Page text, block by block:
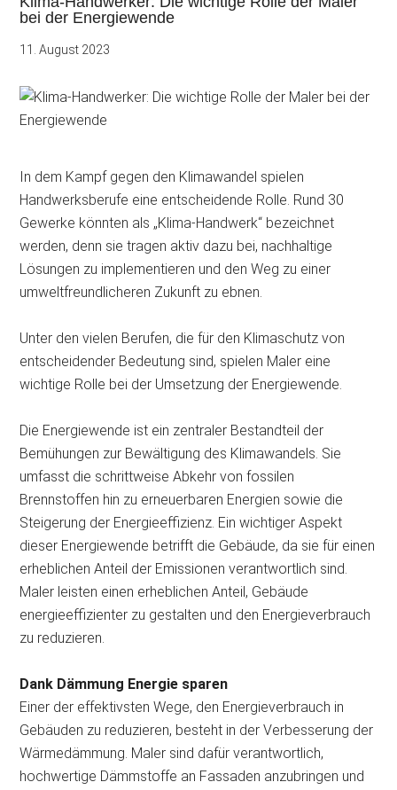
bei der Energiewende
11. August 2023
In dem Kampf gegen den Klimawandel spielen
Handwerksberufe eine entscheidende Rolle. Rund 30
Gewerke könnten als „Klima-Handwerk“ bezeichnet
werden, denn sie tragen aktiv dazu bei, nachhaltige
Lösungen zu implementieren und den Weg zu einer
umweltfreundlicheren Zukunft zu ebnen.
Unter den vielen Berufen, die für den Klimaschutz von
entscheidender Bedeutung sind, spielen Maler eine
wichtige Rolle bei der Umsetzung der Energiewende.
Die Energiewende ist ein zentraler Bestandteil der
Bemühungen zur Bewältigung des Klimawandels. Sie
umfasst die schrittweise Abkehr von fossilen
Brennstoffen hin zu erneuerbaren Energien sowie die
Steigerung der Energieeffizienz. Ein wichtiger Aspekt
dieser Energiewende betrifft die Gebäude, da sie für einen
erheblichen Anteil der Emissionen verantwortlich sind.
Maler leisten einen erheblichen Anteil, Gebäude
energieeffizienter zu gestalten und den Energieverbrauch
zu reduzieren.
Dank Dämmung Energie sparen
Einer der effektivsten Wege, den Energieverbrauch in
Gebäuden zu reduzieren, besteht in der Verbesserung der
Wärmedämmung. Maler sind dafür verantwortlich,
hochwertige Dämmstoffe an Fassaden anzubringen und